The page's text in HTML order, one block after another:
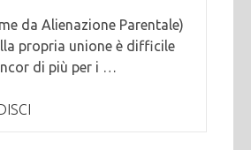
da Alienazione Parentale)
propria unione è difficile
di più per i …